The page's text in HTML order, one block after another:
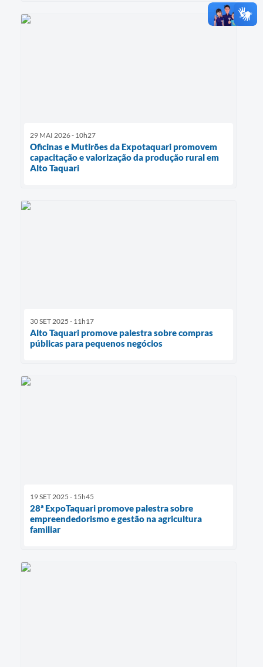
29 MAI 2026 - 10h27
Oficinas e Mutirões da Expotaquari promovem
capacitação e valorização da produção rural em
Alto Taquari
30 SET 2025 - 11h17
Alto Taquari promove palestra sobre compras
públicas para pequenos negócios
19 SET 2025 - 15h45
28ª ExpoTaquari promove palestra sobre
empreendedorismo e gestão na agricultura
familiar